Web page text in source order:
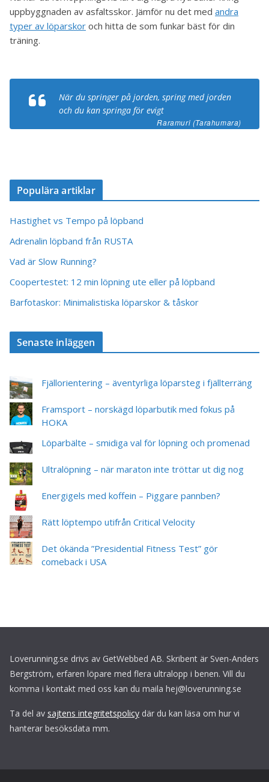
uppbyggnaden av asfaltsskor. Jämför nu det med andra
typer av löparskor och hitta de som funkar bäst för din
träning.
När du springer på jorden, spring med jorden
och du kan springa för evigt
Raramuri (Tarahumara)
Populära artiklar
Hastighet vs Tempo på löpband
Adrenalin löpband från RUSTA
Vad är Slow Running?
Coopertestet: 12 min löpning ute eller på löpband
Barfotaskor: Minimalistiska löparskor & tåskor
Senaste inläggen
Fjällorientering – äventyrliga löparsteg i fjällterräng
Framsport – norskägd löparbutik med fokus på
HOKA
Löparbälte – smidiga val för löpning och promenad
Ultralöpning – när maraton inte tröttar ut dig nog
Energigels med koffein – Piggare pannben?
Rätt löptempo utifrån Critical Velocity
Det ökända ”Presidential Fitness Test” gör
comeback i USA
Loverunning.se drivs av GetWebbed AB. Skribent är Sven-Anders
Bergström, erfaren löpare med flera ultralopp i benen. Vill du
komma i kontakt med oss kan du maila hej@loverunning.se
Ta del av sajtens integritetspolicy där du kan läsa om hur vi
hanterar besöksdata mm.